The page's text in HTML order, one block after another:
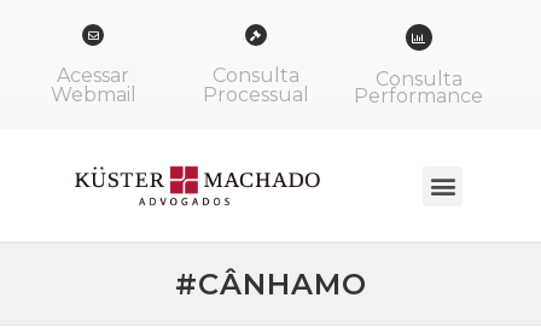
Acessar
Webmail
Consulta
Processual
Consulta
Performance
#CÂNHAMO